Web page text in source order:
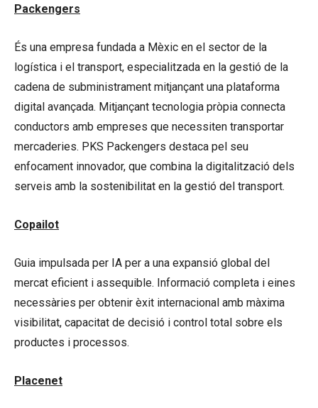
Packengers
És una empresa fundada a Mèxic en el sector de la
logística i el transport, especialitzada en la gestió de la
cadena de subministrament mitjançant una plataforma
digital avançada. Mitjançant tecnologia pròpia connecta
conductors amb empreses que necessiten transportar
mercaderies. PKS Packengers destaca pel seu
enfocament innovador, que combina la digitalització dels
serveis amb la sostenibilitat en la gestió del transport.
Copailot
Guia impulsada per IA per a una expansió global del
mercat eficient i assequible. Informació completa i eines
necessàries per obtenir èxit internacional amb màxima
visibilitat, capacitat de decisió i control total sobre els
productes i processos.
Placenet